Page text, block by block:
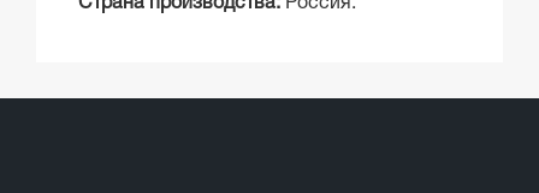
Страна производства: Россия.